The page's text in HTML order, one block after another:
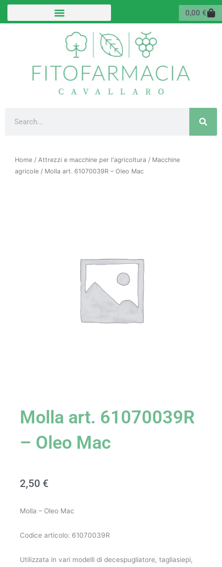
Vai
0,00 €
Home / Attrezzi e macchine per l'agricoltura / Macchine
agricole / Molla art. 61070039R – Oleo Mac
Molla art. 61070039R
– Oleo Mac
2,50 €
Molla – Oleo Mac
Codice articolo: 61070039R
Utilizzata in vari modelli di decespugliatore, tagliasiepi,